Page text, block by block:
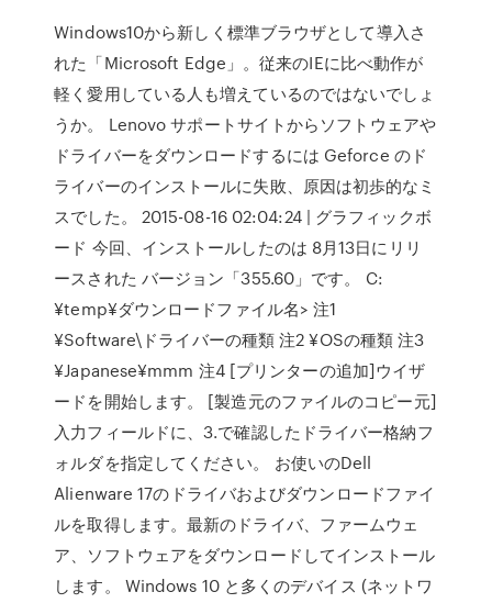
Windows10から新しく標準ブラウザとして導入さ
れた「Microsoft Edge」。従来のIEに比べ動作が
軽く愛用している人も増えているのではないでしょ
うか。 Lenovo サポートサイトからソフトウェアや
ドライバーをダウンロードするには Geforce のド
ライバーのインストールに失敗、原因は初歩的なミ
スでした。 2015-08-16 02:04:24 | グラフィックボ
ード 今回、インストールしたのは 8月13日にリリ
ースされた バージョン「355.60」です。 C:
¥temp¥ダウンロードファイル名> 注1
¥Software\ドライバーの種類 注2 ¥OSの種類 注3
¥Japanese¥mmm 注4 [プリンターの追加]ウイザ
ードを開始します。 [製造元のファイルのコピー元]
入力フィールドに、3.で確認したドライバー格納フ
ォルダを指定してください。 お使いのDell
Alienware 17のドライバおよびダウンロードファイ
ルを取得します。最新のドライバ、ファームウェ
ア、ソフトウェアをダウンロードしてインストール
します。 Windows 10 と多くのデバイス (ネットワ